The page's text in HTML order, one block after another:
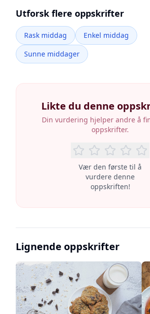
Utforsk flere oppskrifter
Rask middag
Enkel middag
Sunne middager
Likte du denne
Din vurdering hjelper andre å
oppskrifter.
Vær den første til å
vurdere denne
oppskriften!
Lignende oppskrifter